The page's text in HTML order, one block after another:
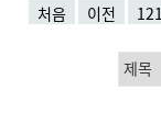
처음 이전 121